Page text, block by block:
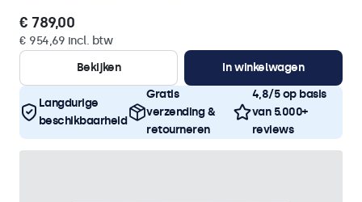
€ 789,00
€ 954,69 incl. btw
Bekijken
In winkelwagen
Langdurige
beschikbaarheid
Gratis
verzending &
retourneren
4,8/5 op basis
van 5.000+
reviews